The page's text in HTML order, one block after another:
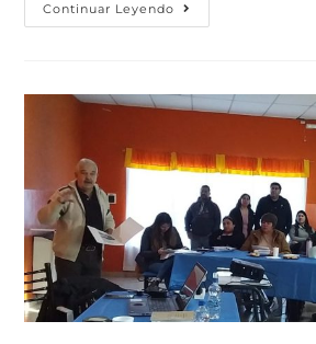
Continuar Leyendo